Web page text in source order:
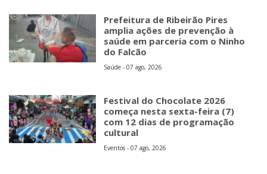
Prefeitura de Ribeirão Pires
amplia ações de prevenção à
saúde em parceria com o Ninho
do Falcão
Saúde - 07 ago, 2026
Festival do Chocolate 2026
começa nesta sexta-feira (7)
com 12 dias de programação
cultural
Eventos - 07 ago, 2026